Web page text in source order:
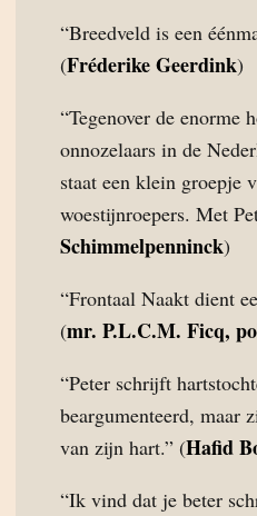
“Breedveld is een
(Fréderike Geerdink)
“Tegenover de enorme
onnozelaars in de
staat een klein groepje
woestijnroepers. Met
Schimmelpenninck)
“Frontaal Naakt dient
(mr. P.L.C.M. Ficq,
“Peter schrijft
beargumenteerd, maar
van zijn hart.” (Hafid
“Ik vind dat je beter